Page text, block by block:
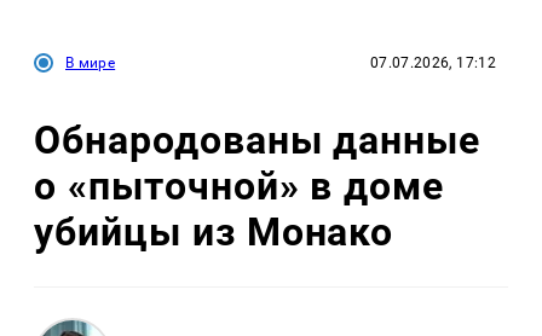
В мире 07.07.2026, 17:12
Обнародованы данные
о «пыточной» в доме
убийцы из Монако